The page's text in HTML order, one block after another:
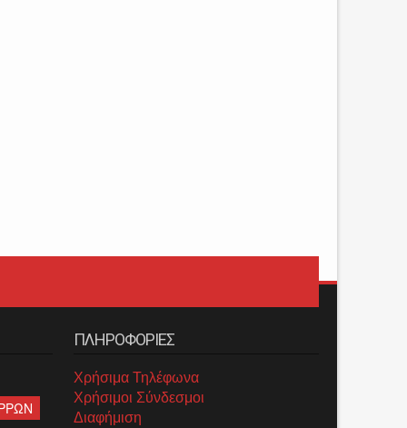
ΠΛΗΡΟΦΟΡΙΕΣ
Χρήσιμα Τηλέφωνα
Χρήσιμοι Σύνδεσμοι
Διαφήμιση